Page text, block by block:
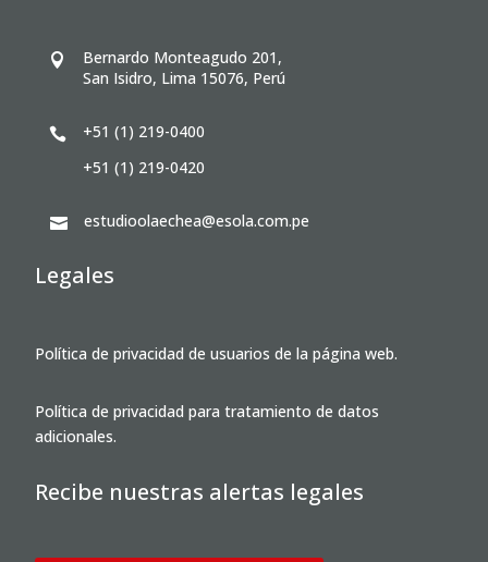

Bernardo Monteagudo 201,
San Isidro, Lima 15076, Perú

+51 (1) 219-0400
+51 (1) 219-0420
 estudioolaechea@esola.com.pe
Legales
Política de privacidad de usuarios de la página web.
Política de privacidad para tratamiento de datos
adicionales.
Recibe nuestras alertas legales